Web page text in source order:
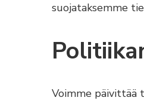
suojataksemme
Voimme päivittää